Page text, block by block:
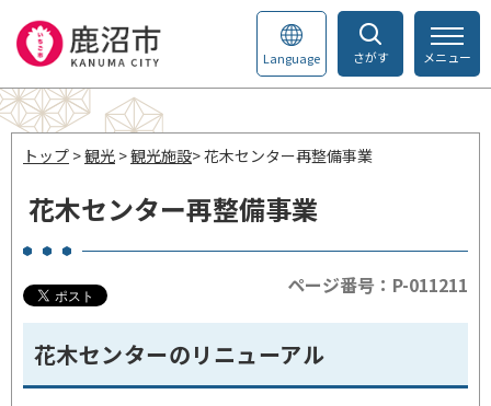
さがす
Language メニュー
トップ >観光 >観光施設> 花木センター再整備事業
花木センター再整備事業
ページ番号：P-011211
花木センターのリニューアル